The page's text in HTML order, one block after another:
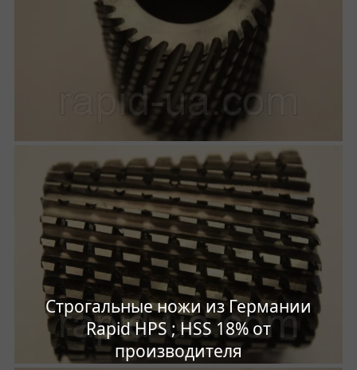
Строгальные ножи из Германии
Rapid HPS ; HSS 18% от
производителя